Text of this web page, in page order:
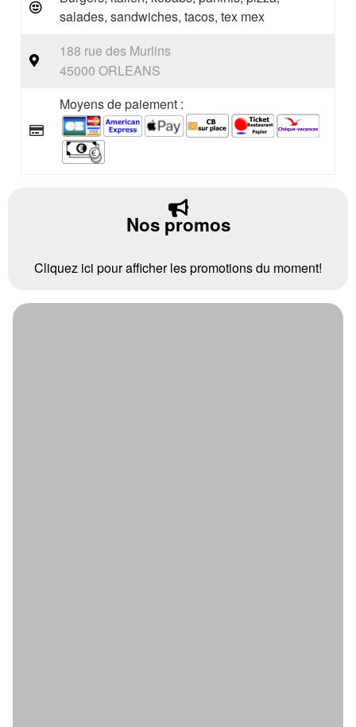
salades, sandwiches, tacos, tex mex
188 rue des Murlins
45000 ORLEANS
Moyens de paiement :
Nos promos
Cliquez ici pour afficher les promotions du moment!